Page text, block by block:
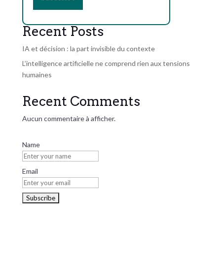
Recent Posts
IA et décision : la part invisible du contexte
L’intelligence artificielle ne comprend rien aux tensions
humaines
Recent Comments
Aucun commentaire à afficher.
Name
Email